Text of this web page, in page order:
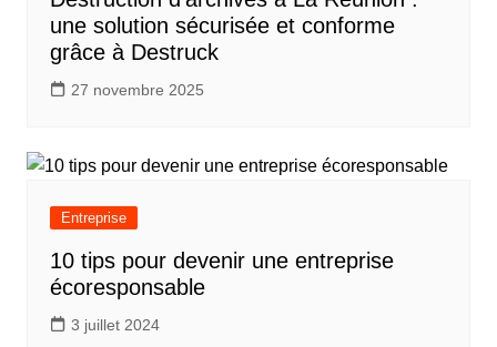
une solution sécurisée et conforme
grâce à Destruck
27 novembre 2025
Entreprise
10 tips pour devenir une entreprise
écoresponsable
3 juillet 2024